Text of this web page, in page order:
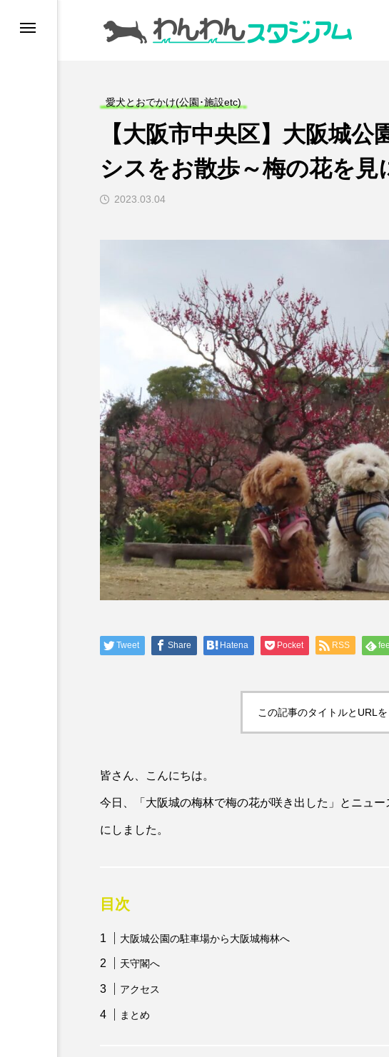
ドッグカフェ
愛犬とおでかけ (公園･施
愛犬と旅行
トリミングサロン
動物病院
コラム
トップページ
人気の記事ランキング
メンバー
会社概要
プライバシーポリシー
お問い合わせ
愛犬とおでかけ(公園･施設etc)
【大阪市中央区】大阪城
シスをお散歩～梅の花を見
2023.03.04
Tweet Share Hatena Pocket RSS
この記事のタイトルとURL
皆さん、こんにちは。
今日、「大阪城の梅林で梅の花が咲き出した」とニュ
にしました。
目次
大阪城公園の駐車場から大阪城梅林へ
天守閣へ
アクセス
まとめ
ドッグカフェ